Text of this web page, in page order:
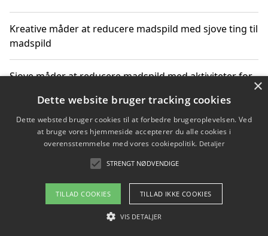
Kreative måder at reducere madspild med sjove ting til
madspild
Sjove måder at reducere madspild med aktiviteter for
Hvor finder jeg nemme måltidskasser i Vejle
Om / kontakt
Blog Betingelser
×
Dette website bruger tracking cookies
Dette websted bruger cookies til at forbedre brugeroplevelsen. Ved
at bruge vores hjemmeside accepterer du alle cookies i
overensstemmelse med vores cookiepolitik. Detaljer
STRENGT NØDVENDIGE
TILLAD COOKIES TILLAD IKKE COOKIES
VIS DETALJER